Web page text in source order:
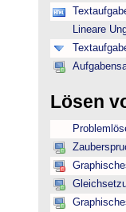
Lineare
Lösen